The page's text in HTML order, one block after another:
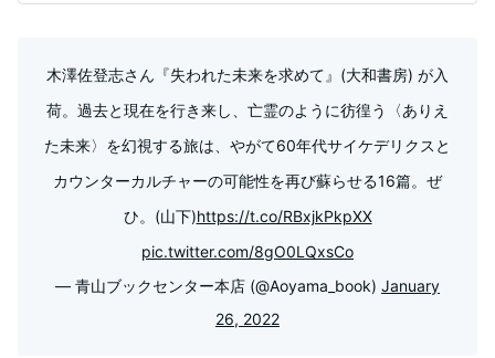
木澤佐登志さん『失われた未来を求めて』(大和書房) が入
荷。過去と現在を行き来し、亡霊のように彷徨う〈ありえ
た未来〉を幻視する旅は、やがて60年代サイケデリクスと
カウンターカルチャーの可能性を再び蘇らせる16篇。ぜ
ひ。(山下)https://t.co/RBxjkPkpXX
pic.twitter.com/8gO0LQxsCo
— 青山ブックセンター本店 (@Aoyama_book) January
26, 2022